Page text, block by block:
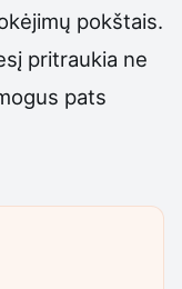
pokštais.
pritraukia ne
pats